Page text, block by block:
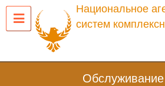
Национальное
систем